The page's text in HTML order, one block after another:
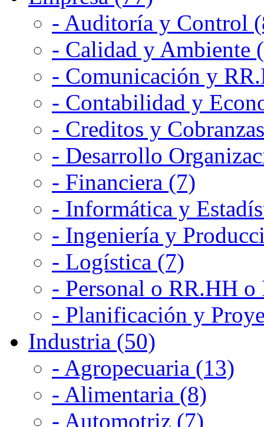
- Auditoría y Control
- Calidad y Ambiente
- Comunicación y
- Contabilidad y
- Creditos y
- Desarrollo
- Financiera (7)
- Informática y
- Ingeniería y
- Logística (7)
- Personal o RR.HH
- Planificación y
Industria (50)
- Agropecuaria (13)
- Alimentaria (8)
- Automotriz (7)